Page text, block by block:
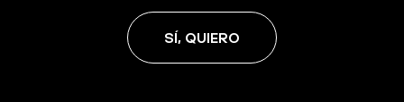
SÍ, QUIERO